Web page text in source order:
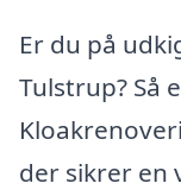
Er du på
Tulstrup? Så
der sikrer en